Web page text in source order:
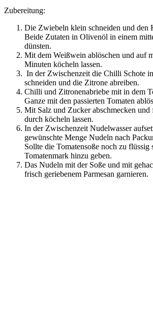
Zubereitung:
Die Zwiebeln klein schneiden und den
Beide Zutaten in Olivenöl in einem
dünsten.
Mit dem Weißwein ablöschen und auf
Minuten köcheln lassen.
In der Zwischenzeit die Chilli Schote
schneiden und die Zitrone abreiben.
Chilli und Zitronenabriebe mit in dem
Ganze mit den passierten Tomaten
Mit Salz und Zucker abschmecken
durch köcheln lassen.
In der Zwischenzeit Nudelwasser
gewünschte Menge Nudeln nach
Sollte die Tomatensoße noch zu flüssig
Tomatenmark hinzu geben.
Das Nudeln mit der Soße und mit
frisch geriebenem Parmesan garnieren.